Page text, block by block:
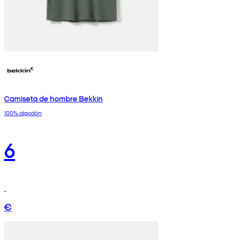
Camiseta de hombre Bekkin
100% algodón
6
€